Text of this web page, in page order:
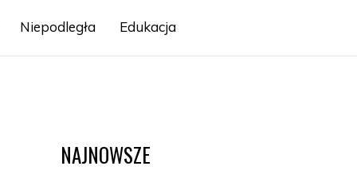
Niepodległa Edukacja
NAJNOWSZE